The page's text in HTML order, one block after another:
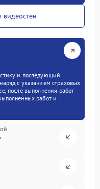
и последующий
с указанием страховых
после выполнения работ
работ и